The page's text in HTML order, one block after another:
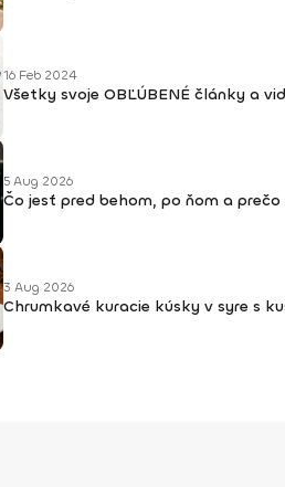
16 Feb 2024
Všetky svoje OBĽÚBENÉ články a
5 Aug 2026
Čo jesť pred behom, po ňom a
3 Aug 2026
Chrumkavé kuracie kúsky v syre s